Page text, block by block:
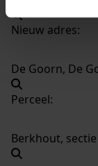
Nieuw adres:
De Goorn, De
Perceel:
Berkhout, sectie